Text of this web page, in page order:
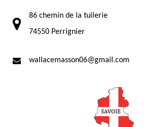
86 chemin de la tuilerie
74550 Perrignier
wallacemasson06@gmail.com